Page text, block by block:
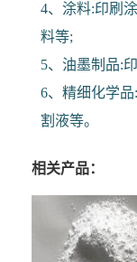
4、涂料:印刷
料等;
5、油墨制品:
6、精细化学
割液等。
相关产品：